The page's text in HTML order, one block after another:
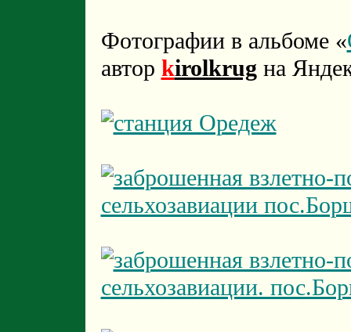
Фотографии в альбоме «
автор kirolkrugна